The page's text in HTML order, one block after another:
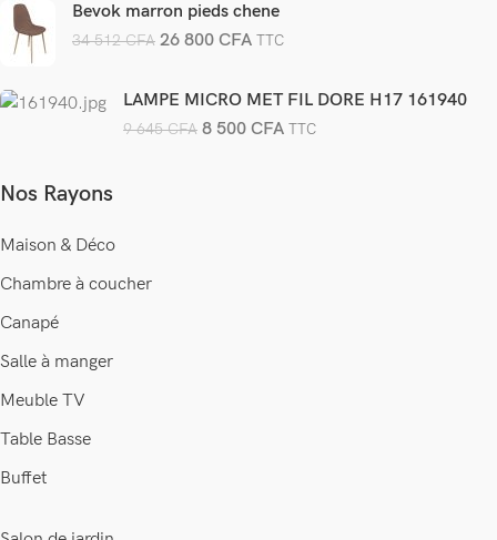
Bevok marron pieds chene
34 512CFA 26 800CFA TTC
LAMPE MICRO MET FIL DORE H17 161940
9 645CFA 8 500CFA TTC
Nos Rayons
Maison & Déco
Chambre à coucher
Canapé
Salle à manger
Meuble TV
Table Basse
Buffet